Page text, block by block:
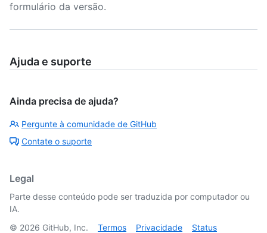
formulário da versão.
Ajuda e suporte
Ainda precisa de ajuda?
Pergunte à comunidade de GitHub
Contate o suporte
Legal
Parte desse conteúdo pode ser traduzida por computador ou
IA.
© 2026 GitHub, Inc. Termos Privacidade Status